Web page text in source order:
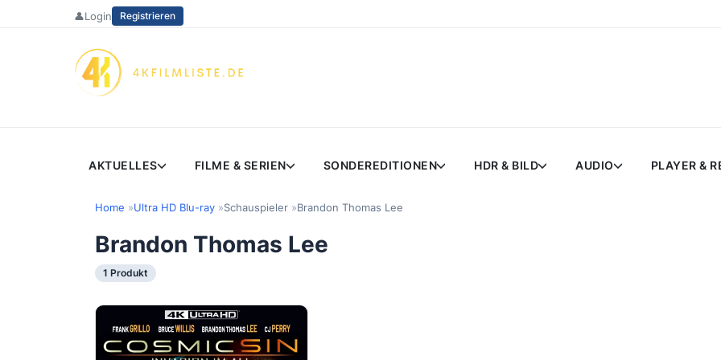
👤Login Registrieren
AKTUELLES FILME & SERIEN SONDEREDITIONEN HDR & BILD AUDIO PLAYER &
Home Ultra HD Blu-ray Schauspieler Brandon Thomas Lee
Brandon Thomas Lee
1 Produkt